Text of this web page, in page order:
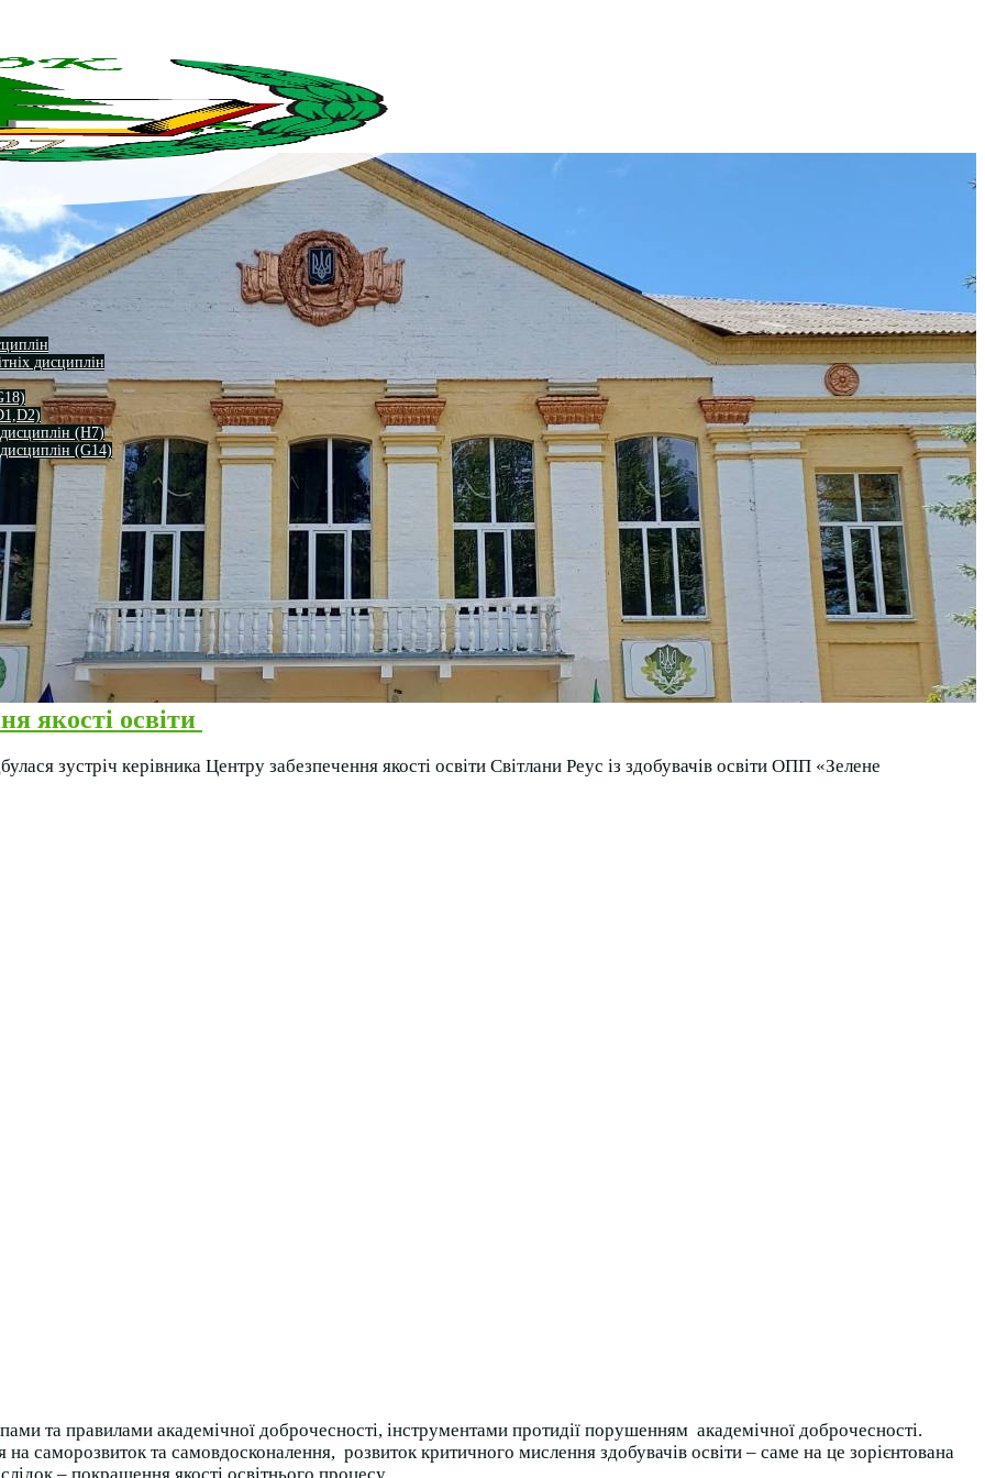
дисциплін
(H7)
(G14)
якості освіти
зустріч керівника Центру забезпечення якості освіти Світлани Реус із здобувачів освіти ОПП «Зелене
та правилами академічної доброчесності, інструментами протидії порушенням академічної доброчесності.
на саморозвиток та самовдосконалення, розвиток критичного мислення здобувачів освіти – саме на це зорієнтована